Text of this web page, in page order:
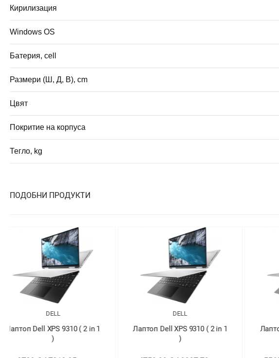
Кирилизация
Windows OS
Батерия, cell
Размери (Ш, Д, В), cm
Цвят
Покритие на корпуса
Тегло, kg
ПОДОБНИ ПРОДУКТИ
Лаптоп Dell XPS 9310 ( 2 in 1
Лаптоп Dell XPS 9310 ( 2 in 1